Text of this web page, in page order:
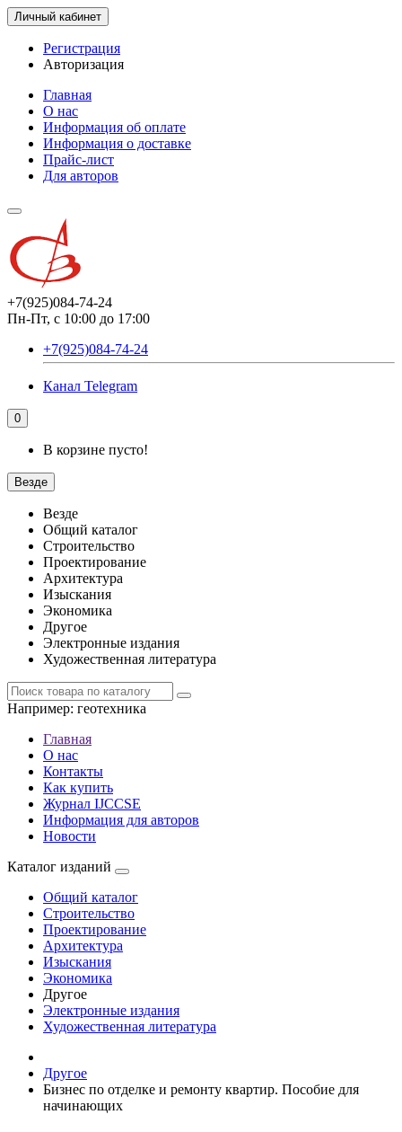
Личный кабинет
Регистрация
Авторизация
Главная
О нас
Информация об оплате
Информация о доставке
Прайс-лист
Для авторов
+7(925)084-74-24
Пн-Пт, с 10:00 до 17:00
+7(925)084-74-24
Канал Telegram
0
В корзине пусто!
Везде
Везде
Общий каталог
Строительство
Проектирование
Архитектура
Изыскания
Экономика
Другое
Электронные издания
Художественная литература
Например: геотехника
Главная
О нас
Контакты
Как купить
Журнал IJCCSE
Информация для авторов
Новости
Каталог изданий
Общий каталог
Строительство
Проектирование
Архитектура
Изыскания
Экономика
Другое
Электронные издания
Художественная литература
Другое
Бизнес по отделке и ремонту квартир. Пособие для
начинающих